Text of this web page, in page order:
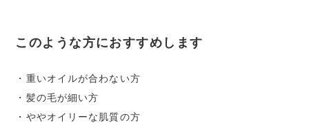
このような方におすすめします
・重いオイルが合わない方
・髪の毛が細い方
・ややオイリーな肌質の方